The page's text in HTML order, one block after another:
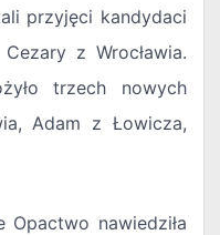
przyjęci kandydaci
z Wrocławia.
trzech nowych
Adam z Łowicza,
Opactwo nawiedziła